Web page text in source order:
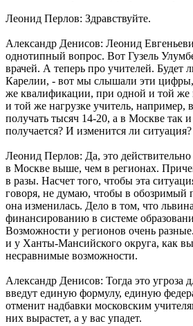
Леонид Перлов: Здравствуйте.
Александр Денисов: Леонид
однотипный вопрос. Вот Гузель
врачей. А теперь про учителей. Будет
Карелии, - вот мы слышали эти
же квалификации, при одной и той же
и той же нагрузке учитель, например,
получать тысяч 14-20, а в Москве так
получается? И изменится ли ситуация?
Леонид Перлов: Да, это
в Москве выше, чем в регионах.
в разы. Насчет того, чтобы эта
говоря, не думаю, чтобы в обозримый
она изменилась. Дело в том, что
финансированию в системе
Возможности у регионов очень
и у Ханты-Мансийского округа, как
несравнимые возможности.
Александр Денисов: Тогда это угроза
введут единую формулу, единую
отменит надбавки московским
них вырастет, а у вас упадет.